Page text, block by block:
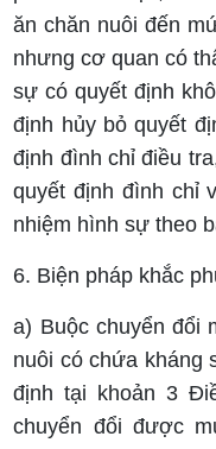
ăn chăn nuôi đến
nhưng cơ quan có
sự có quyết định
định hủy bỏ quyết
định đình chỉ điều
quyết định đình chỉ
nhiệm hình sự theo
6. Biện pháp khắc
a) Buộc chuyển đổi
nuôi có chứa kháng
định tại khoản 3
chuyển đổi được